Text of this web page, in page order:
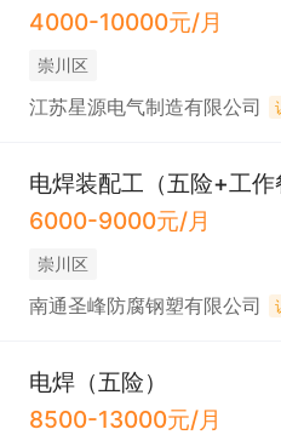
4000-10000元/月
崇川区
江苏星源电气制造有限公司
电焊装配工（五险+工作
6000-9000元/月
崇川区
南通圣峰防腐钢塑有限公司
电焊（五险）
8500-13000元/月